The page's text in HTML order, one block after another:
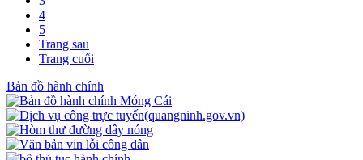
4
5
Trang sau
Trang cuối
Bản đồ hành chính